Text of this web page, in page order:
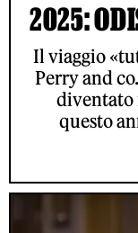
2025:
Il viaggio
Perry and
diventato
questo